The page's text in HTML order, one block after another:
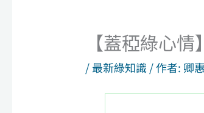
【蓋稏綠心
/最新綠知識/ 作者: 卿